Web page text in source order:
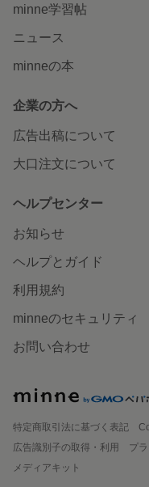
minne学習帖
ニュース
minneの本
企業の方へ
広告出稿について
大口注文について
ヘルプセンター
お知らせ
ヘルプとガイド
利用規約
minneのセキュリティ
お問い合わせ
特定商取引法に基づく表記
広告識別子の取得・利用
プ
メディアキット